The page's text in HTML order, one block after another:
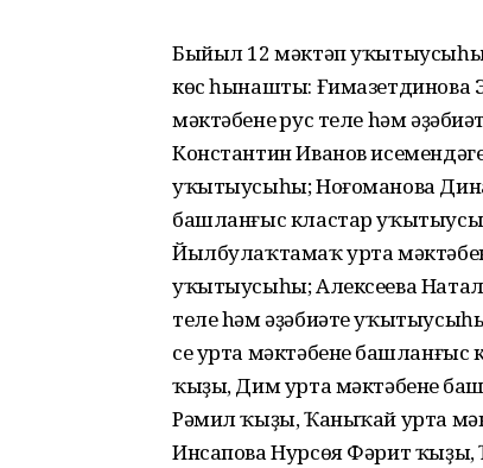
Быйыл 12 мәктәп уҡытыусыһы
көс һынашты: Ғимазетдинова
мәктәбенең рус теле hәм
Константин Иванов
уҡытыусыһы; Ноғоманова
башланғыс кластар
Йылбулаҡтамаҡ урта
уҡытыусыһы; Алексеева
теле hәм әҙәбиәте
се урта мәктәбенең
ҡыҙы, Дим урта мәктәбенең
Рәмил ҡыҙы, Ҡаныҡай урта
Инсапова Нурсөя Фәрит